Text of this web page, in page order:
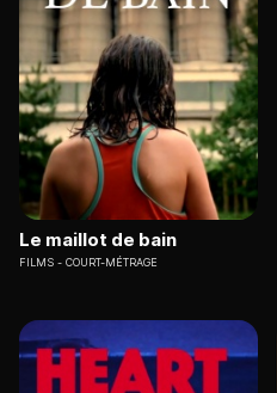
Le maillot de bain
FILMS COURT-MÉTRAGE